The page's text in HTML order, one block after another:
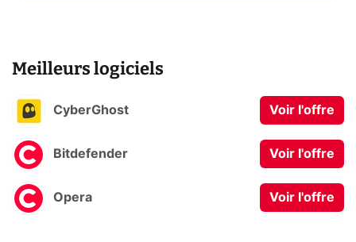
Meilleurs logiciels
CyberGhost Voir l'offre
Bitdefender Voir l'offre
Opera Voir l'offre